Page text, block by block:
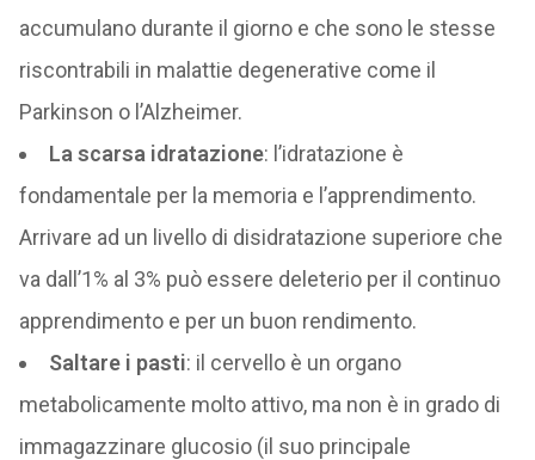
accumulano durante il giorno e che sono le stesse
riscontrabili in malattie degenerative come il
Parkinson o l’Alzheimer.
La scarsa idratazione: l’idratazione è
fondamentale per la memoria e l’apprendimento.
Arrivare ad un livello di disidratazione superiore che
va dall’1% al 3% può essere deleterio per il continuo
apprendimento e per un buon rendimento.
Saltare i pasti: il cervello è un organo
metabolicamente molto attivo, ma non è in grado di
immagazzinare glucosio (il suo principale